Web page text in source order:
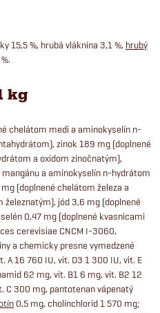
15,5 %, hrubá vláknina 3,1 %, hrubý
kg
chelátom medi a aminokyselín n-
zinok 189 mg (doplnené
a oxidom zinočnatým),
a aminokyselín n-hydrátom
(doplnené chelátom železa a
jód 3,6 mg (doplnené
0,47 mg (doplnené kvasnicami
cerevisiae CNCM I-3060,
a chemicky presne vymedzené
A 16 760 IU, vit. D3 1 300 IU, vit. E
62 mg, vit. B1 6 mg, vit. B2 12
C 300 mg, pantotenan vápenatý
0,5 mg, cholínchlorid 1 570 mg;